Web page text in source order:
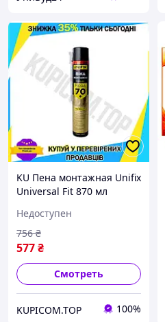
KU Пена монтажная Unifix
Universal Fit 870 мл
для изоляции окон и
дверей герметик Uni2L_K
Недоступен
577₴
756 ₴
Смотреть
KUPICOM.TOP 100%